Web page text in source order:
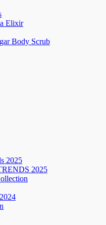
Elixir
Body Scrub
2025
2025